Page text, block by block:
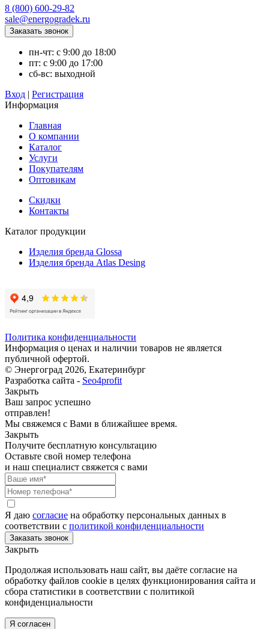
8 (800) 600-29-82
sale@energogradek.ru
пн-чт: с 9:00 до 18:00
пт: с 9:00 до 17:00
сб-вс: выходной
Вход | Регистрация
Информация
Главная
О компании
Каталог
Услуги
Покупателям
Оптовикам
Скидки
Контакты
Каталог продукции
Изделия бренда Glossa
Изделия бренда Atlas Desing
Политика конфиденциальности
Информация о ценах и наличии товаров не является
публичной офертой.
© Энергоград 2026, Екатеринбург
Разработка сайта - Seo4profit
Закрыть
Ваш запрос успешно
отправлен!
Мы свяжемся с Вами в ближайшее время.
Закрыть
Получите бесплатную консультацию
Оставьте свой номер телефона
и наш специалист свяжется с вами
Я даю согласие на обработку персональных данных в
соответствии с политикой конфиденциальности
Закрыть
Продолжая использовать наш сайт, вы даёте согласие на
обработку файлов cookie в целях функционирования сайта и
сбора статистики в соответствии с политикой
конфиденциальности
Я согласен